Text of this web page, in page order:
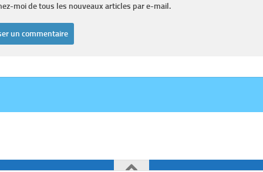
moi de tous les nouveaux articles par e-mail.